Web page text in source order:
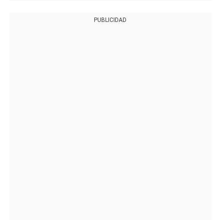
PUBLICIDAD